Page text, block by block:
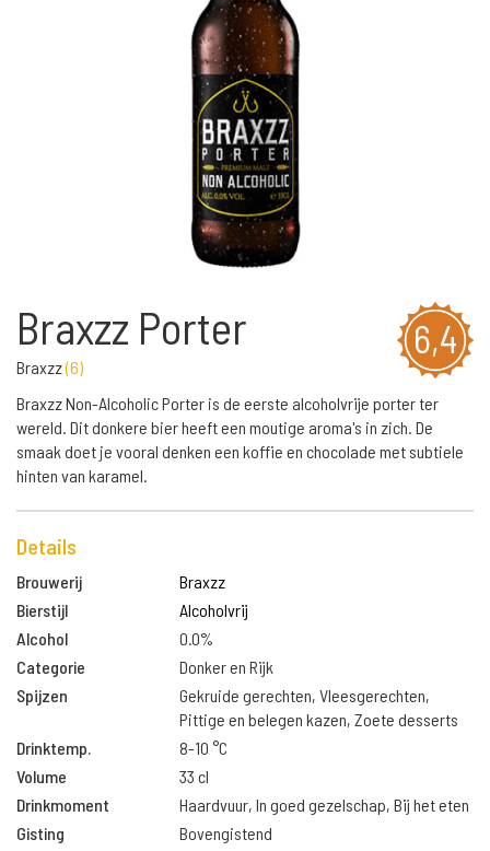
6,4
Braxzz Porter
Braxzz(6)
Braxzz Non-Alcoholic Porter is de eerste alcoholvrije porter ter
wereld. Dit donkere bier heeft een moutige aroma's in zich. De
smaak doet je vooral denken een koffie en chocolade met subtiele
hinten van karamel.
Details
Brouwerij
Braxzz
Bierstijl
Alcoholvrij
Alcohol
0.0%
Categorie
Donker en Rijk
Spijzen
Gekruide gerechten, Vleesgerechten,
Pittige en belegen kazen, Zoete desserts
Drinktemp.
8-10 °C
Volume
33 cl
Drinkmoment
Haardvuur, In goed gezelschap, Bij het eten
Gisting
Bovengistend